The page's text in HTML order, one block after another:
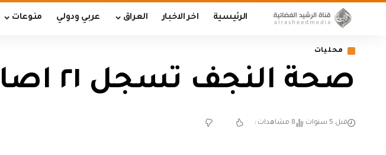
الرئيسية اخر الاخبار العراق عربي ودولي منوعات
محليات
صحة النجف تسجل ٢١ اصابة جديدة بفيروس كورونا
قبل 5 سنوات 8 مشاهدات